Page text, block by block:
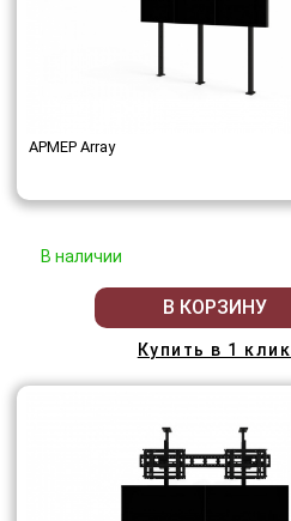
АРМЕР Array
В наличии
В КОРЗИНУ
Купить в 1 клик